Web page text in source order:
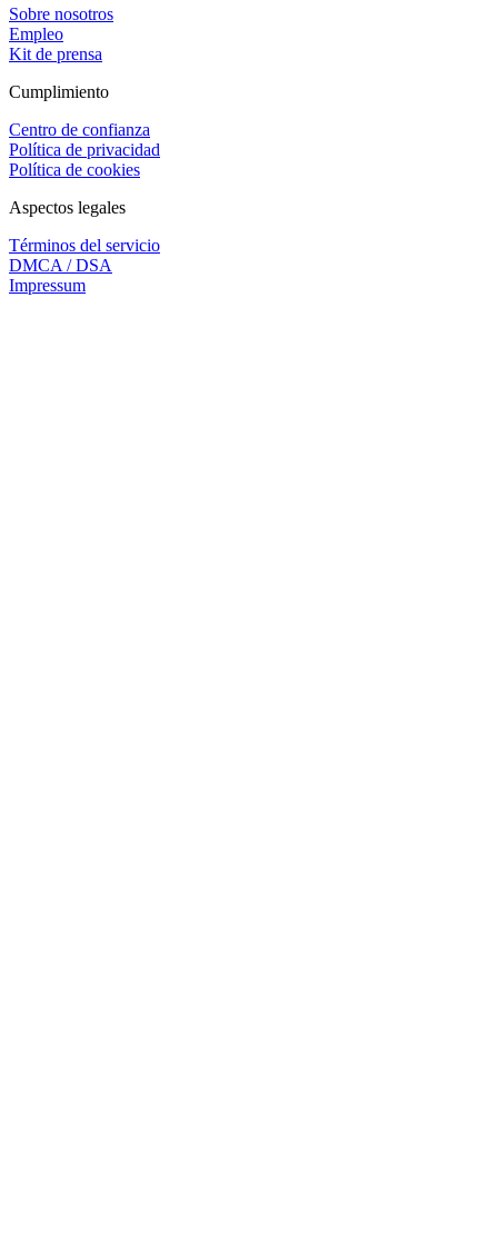
Sobre nosotros
Empleo
Kit de prensa
Cumplimiento
Centro de confianza
Política de privacidad
Política de cookies
Aspectos legales
Términos del servicio
DMCA / DSA
Impressum